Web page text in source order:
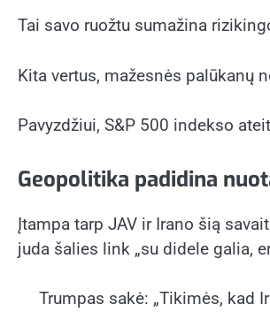
Tai savo ruožtu sumažina
Kita vertus, mažesnės palūkanų
Pavyzdžiui, S&P 500 indekso
Geopolitika padidina
Įtampa tarp JAV ir Irano šią
juda šalies link „su didele galia,
Trumpas sakė: „Tikimės, kad